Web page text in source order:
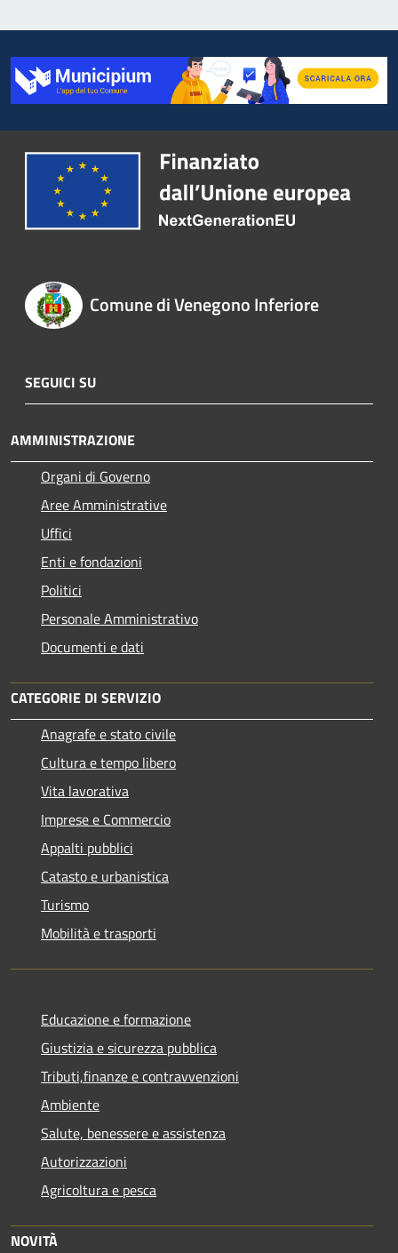
Comune di Venegono Inferiore
SEGUICI SU
AMMINISTRAZIONE
Organi di Governo
Aree Amministrative
Uffici
Enti e fondazioni
Politici
Personale Amministrativo
Documenti e dati
CATEGORIE DI SERVIZIO
Anagrafe e stato civile
Cultura e tempo libero
Vita lavorativa
Imprese e Commercio
Appalti pubblici
Catasto e urbanistica
Turismo
Mobilità e trasporti
Educazione e formazione
Giustizia e sicurezza pubblica
Tributi,finanze e contravvenzioni
Ambiente
Salute, benessere e assistenza
Autorizzazioni
Agricoltura e pesca
NOVITÀ